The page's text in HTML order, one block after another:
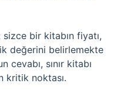
bir kitabın fiyatı,
değerini belirlemekte
cevabı, sınır kitabı
kritik noktası.